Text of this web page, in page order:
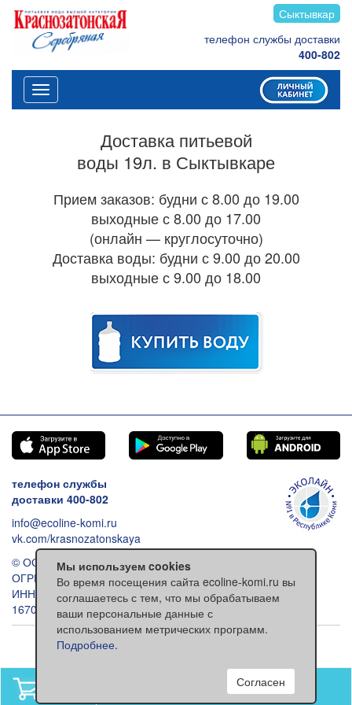
Сыктывкар
телефон службы доставки
400-802
Меню
Доставка питьевой
воды 19л. в Сыктывкаре
Прием заказов: будни с 8.00 до 19.00
выходные с 8.00 до 17.00
(онлайн — круглосуточно)
Доставка воды: будни с 9.00 до 20.00
выходные с 9.00 до 18.00
телефон службы
доставки 400-802
info@ecoline-komi.ru
vk.com/krasnozatonskaya
© ООО «Эколайн», 2026
ОГРН: 1021100512993
ИНН: 1101030557
167000 Сыктывкар ул. Ленина 118
Обычная версия сайта
нет товаров
Мы используем cookies
Во время посещения сайта ecoline-komi.ru вы
соглашаетесь с тем, что мы обрабатываем
ваши персональные данные с
использованием метрических программ.
Подробнее.
Согласен